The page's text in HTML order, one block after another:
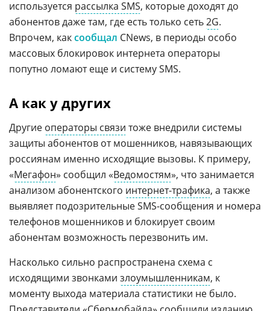
используется рассылка SMS, которые доходят до
абонентов даже там, где есть только сеть2G.
Впрочем, каксообщал CNews, в периоды особо
массовых блокировок интернета операторы
попутно ломают еще и систему SMS.
А как у других
Другие операторы связи тоже внедрили системы
защиты абонентов от мошенников, навязывающих
россиянам именно исходящие вызовы. К примеру,
«Мегафон» сообщил «Ведомостям», что занимается
анализом абонентского интернет-трафика, а также
выявляет подозрительные SMS-сообщения и номера
телефонов мошенников и блокирует своим
абонентам возможность перезвонить им.
Насколько сильно распространена схема с
исходящими звонками злоумышленникам, к
моменту выхода материала статистики не было.